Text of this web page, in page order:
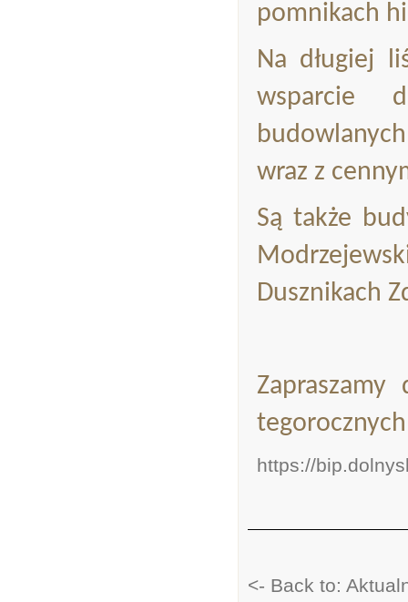
pomnikach
Na długiej
wsparcie
wraz z
Są także
Dusznikach
https://
<- Back to: